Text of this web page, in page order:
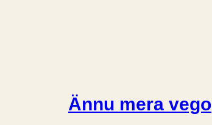
Ännu mera vego